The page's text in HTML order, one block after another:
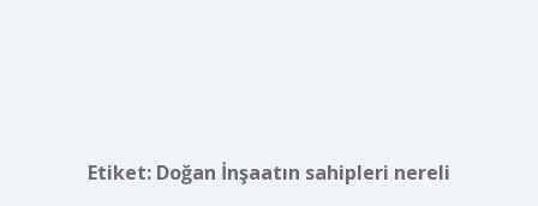
Etiket: Doğan İnşaatın sahipleri nereli